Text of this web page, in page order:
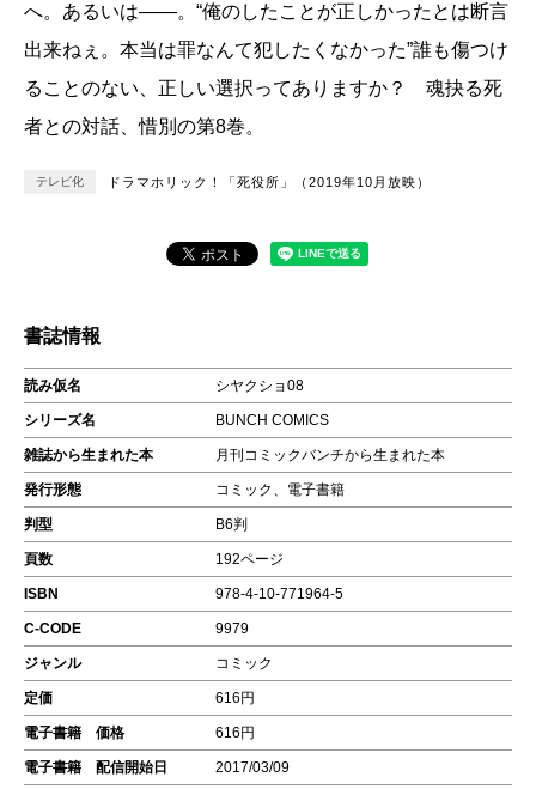
へ。あるいは――。“俺のしたことが正しかったとは断言
出来ねぇ。本当は罪なんて犯したくなかった”誰も傷つけ
ることのない、正しい選択ってありますか？ 魂抉る死
者との対話、惜別の第8巻。
テレビ化 ドラマホリック！「死役所」（2019年10月放映）
書誌情報
読み仮名 シヤクショ08
シリーズ名 BUNCH COMICS
雑誌から生まれた本 月刊コミックバンチから生まれた本
発行形態 コミック、電子書籍
判型 B6判
頁数 192ページ
ISBN 978-4-10-771964-5
C-CODE 9979
ジャンル コミック
定価 616円
電子書籍 価格 616円
電子書籍 配信開始日 2017/03/09